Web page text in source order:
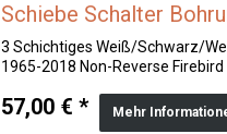
Schiebe Schalter
3 Schichtiges Weiß/Schwarz/
1965-2018 Non-Reverse
57,00 € * Mehr